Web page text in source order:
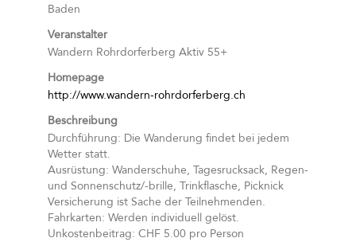
Baden
Veranstalter
Wandern Rohrdorferberg Aktiv 55+
Homepage
http://www.wandern-rohrdorferberg.ch
Beschreibung
Durchführung: Die Wanderung findet bei jedem
Wetter statt.
Ausrüstung: Wanderschuhe, Tagesrucksack, Regen-
und Sonnenschutz/-brille, Trinkflasche, Picknick
Versicherung ist Sache der Teilnehmenden.
Fahrkarten: Werden individuell gelöst.
Unkostenbeitrag: CHF 5.00 pro Person